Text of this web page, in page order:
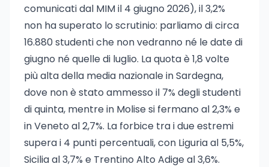
comunicati dal MIM il 4 giugno 2026), il 3,2%
non ha superato lo scrutinio: parliamo di circa
16.880 studenti che non vedranno né le date di
giugno né quelle di luglio. La quota è 1,8 volte
più alta della media nazionale in Sardegna,
dove non è stato ammesso il 7% degli studenti
di quinta, mentre in Molise si fermano al 2,3% e
in Veneto al 2,7%. La forbice tra i due estremi
supera i 4 punti percentuali, con Liguria al 5,5%,
Sicilia al 3,7% e Trentino Alto Adige al 3,6%.